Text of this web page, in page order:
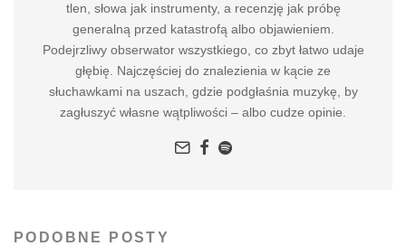
tlen, słowa jak instrumenty, a recenzję jak próbę
generalną przed katastrofą albo objawieniem.
Podejrzliwy obserwator wszystkiego, co zbyt łatwo udaje
głębię. Najczęściej do znalezienia w kącie ze
słuchawkami na uszach, gdzie podgłaśnia muzykę, by
zagłuszyć własne wątpliwości – albo cudze opinie.
PODOBNE POSTY